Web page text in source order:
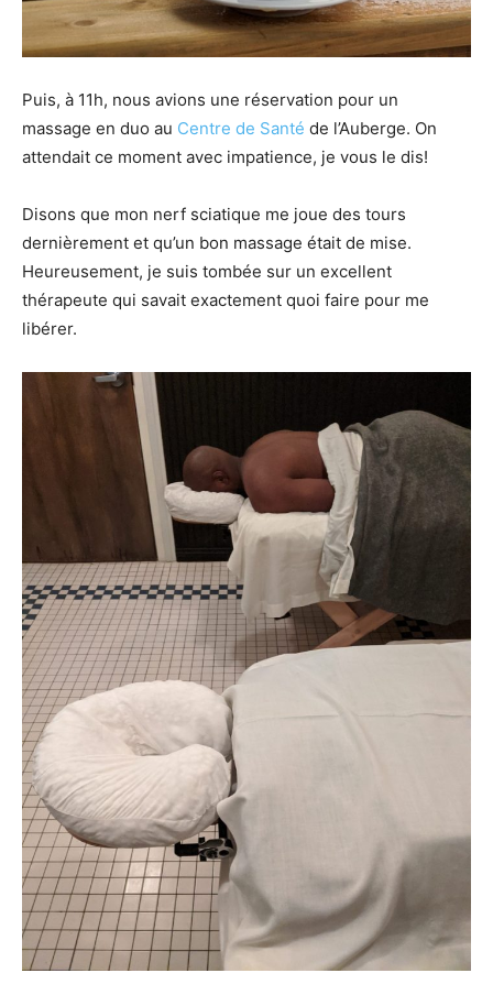
Puis, à 11h, nous avions une réservation pour un
massage en duo au Centre de Santé de l’Auberge. On
attendait ce moment avec impatience, je vous le dis!
Disons que mon nerf sciatique me joue des tours
dernièrement et qu’un bon massage était de mise.
Heureusement, je suis tombée sur un excellent
thérapeute qui savait exactement quoi faire pour me
libérer.